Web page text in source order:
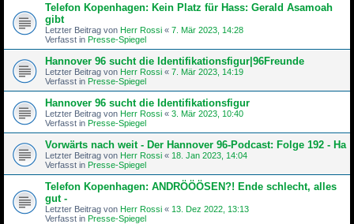
Telefon Kopenhagen: Kein Platz für Hass: Gerald Asamoah
gibt
Letzter Beitrag von Herr Rossi « 7. Mär 2023, 14:28
Verfasst in Presse-Spiegel
Hannover 96 sucht die Identifikationsfigur|96Freunde
Letzter Beitrag von Herr Rossi « 7. Mär 2023, 14:19
Verfasst in Presse-Spiegel
Hannover 96 sucht die Identifikationsfigur
Letzter Beitrag von Herr Rossi « 3. Mär 2023, 10:40
Verfasst in Presse-Spiegel
Vorwärts nach weit - Der Hannover 96-Podcast: Folge 192 - Ha
Letzter Beitrag von Herr Rossi « 18. Jan 2023, 14:04
Verfasst in Presse-Spiegel
Telefon Kopenhagen: ANDRÖÖÖSEN?! Ende schlecht, alles
gut -
Letzter Beitrag von Herr Rossi « 13. Dez 2022, 13:13
Verfasst in Presse-Spiegel